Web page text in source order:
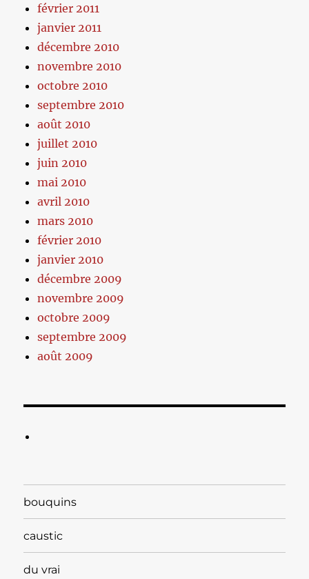
février 2011
janvier 2011
décembre 2010
novembre 2010
octobre 2010
septembre 2010
août 2010
juillet 2010
juin 2010
mai 2010
avril 2010
mars 2010
février 2010
janvier 2010
décembre 2009
novembre 2009
octobre 2009
septembre 2009
août 2009
bouquins
caustic
du vrai